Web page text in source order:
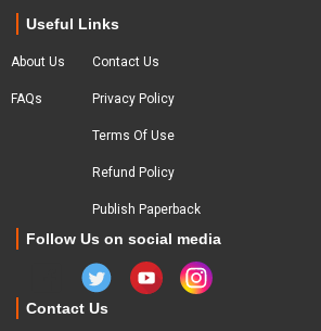
Useful Links
About Us
FAQs
Contact Us
Privacy Policy
Terms Of Use
Refund Policy
Publish Paperback
Follow Us on social media
Contact Us